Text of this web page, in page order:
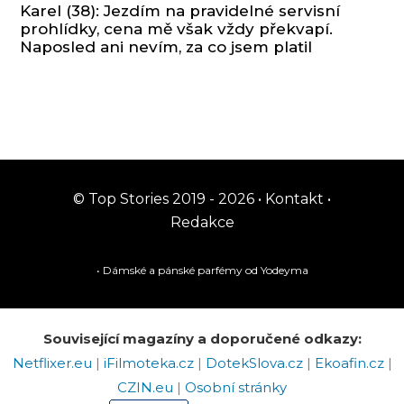
Karel (38): Jezdím na pravidelné servisní
prohlídky, cena mě však vždy překvapí.
Naposled ani nevím, za co jsem platil
© Top Stories 2019 - 2026 • Kontakt •
Redakce
• Dámské a pánské parfémyod Yodeyma
Související magazíny a doporučené odkazy:
Netflixer.eu | iFilmoteka.cz | DotekSlova.cz | Ekoafin.cz |
CZIN.eu | Osobní stránky